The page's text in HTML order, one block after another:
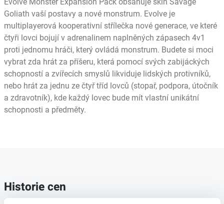
Goliath vaší postavy a nové monstrum. Evolve je
multiplayerová kooperativní střílečka nové generace, ve které
čtyři lovci bojují v adrenalinem naplněných zápasech 4v1
proti jednomu hráči, který ovládá monstrum. Budete si moci
vybrat zda hrát za příšeru, která pomocí svých zabijáckých
schopností a zvířecích smyslů likviduje lidských protivníků,
nebo hrát za jednu ze čtyř tříd lovců (stopař, podpora, útočník
a zdravotník), kde každý lovec bude mít vlastní unikátní
schopnosti a předměty.
Historie cen